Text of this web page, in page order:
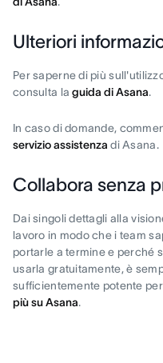
Ulteriori
Per saperne di più
consulta laguida di Asana.
In caso di domande,
servizio assistenza di Asana.
Collabora senza
Dai singoli dettagli alla
lavoro in modo che i team
portarle a termine e perché
usarla gratuitamente, è
sufficientemente potente
più su Asana.